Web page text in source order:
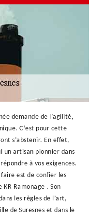
demande de l’agilité,
C’est pour cette
s’abstenir. En effet,
un artisan pionnier dans
à vos exigences.
faire est de confier les
Ramonage . Son
les règles de l’art,
de Suresnes et dans le